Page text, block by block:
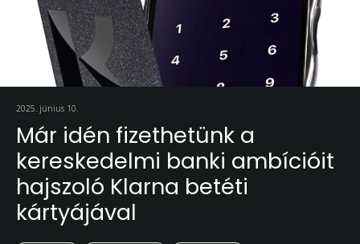
2025. június 10.
Már idén fizethetünk a
kereskedelmi banki ambícióit
hajszoló Klarna betéti
kártyájával